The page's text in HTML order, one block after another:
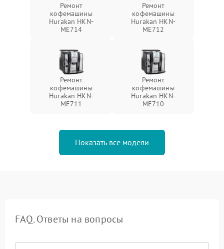
Ремонт
кофемашины
Hurakan HKN-
ME714
Ремонт
кофемашины
Hurakan HKN-
ME712
Ремонт
кофемашины
Hurakan HKN-
ME711
Ремонт
кофемашины
Hurakan HKN-
ME710
Показать все модели
FAQ. Ответы на вопросы